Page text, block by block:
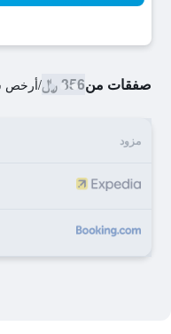
صفقات من356 ﷼ /أرخص
مزود